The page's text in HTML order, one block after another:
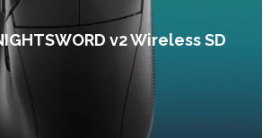
v2 Wireless SD